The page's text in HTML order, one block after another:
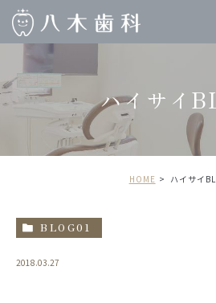
ハイサイ
HOME ハイサイ
BLOG01
2018.03.27